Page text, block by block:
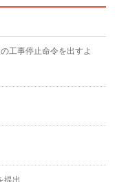
工事停止命令を出すよ
提出